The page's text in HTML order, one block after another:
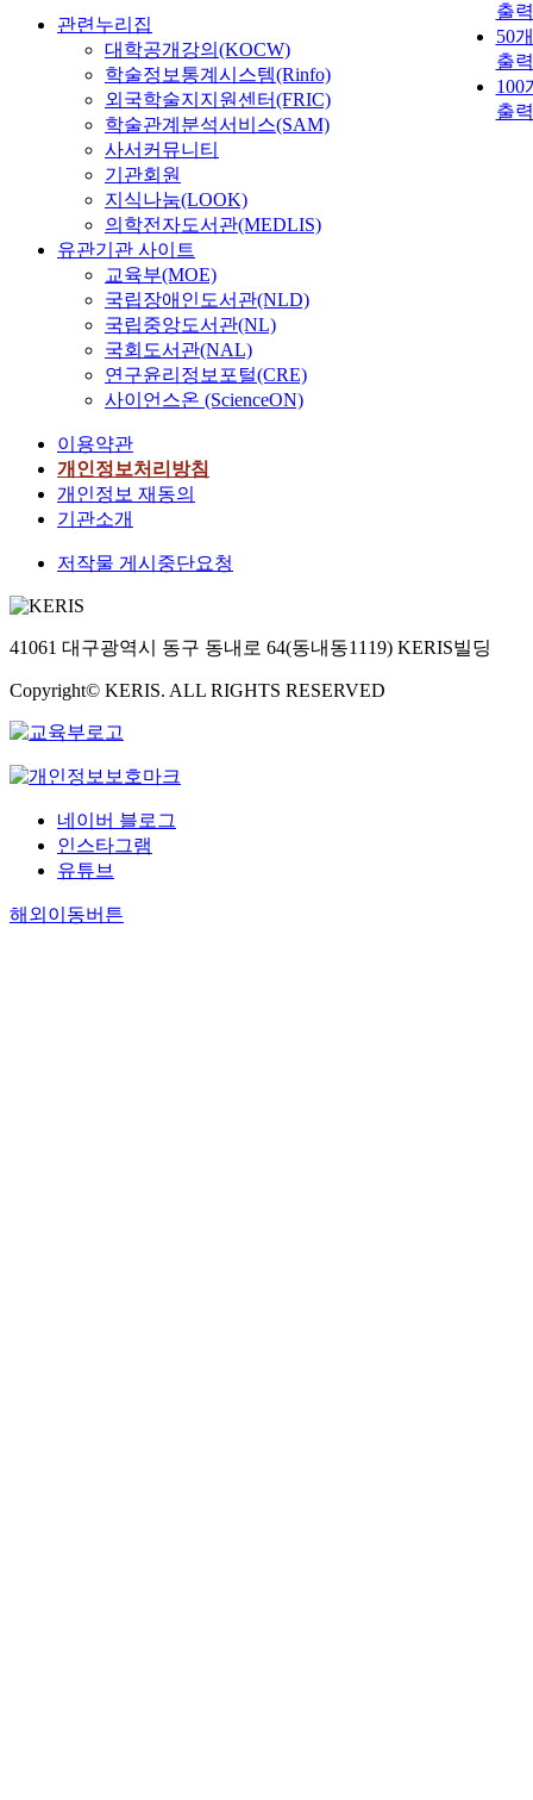
출력
50
출력
100
출력
관련누리집
대학공개강의(KOCW)
학술정보통계시스템(Rinfo)
외국학술지지원센터(FRIC)
학술관계분석서비스(SAM)
사서커뮤니티
기관회원
지식나눔(LOOK)
의학전자도서관(MEDLIS)
유관기관 사이트
교육부(MOE)
국립장애인도서관(NLD)
국립중앙도서관(NL)
국회도서관(NAL)
연구윤리정보포털(CRE)
사이언스온 (ScienceON)
이용약관
개인정보처리방침
개인정보 재동의
기관소개
저작물 게시중단요청
41061 대구광역시 동구 동내로 64(동내동1119) KERIS빌딩
Copyright© KERIS. ALL RIGHTS RESERVED
네이버 블로그
인스타그램
유튜브
해외이동버튼